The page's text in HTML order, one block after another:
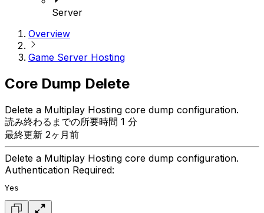
Server
Overview
Game Server Hosting
Core Dump Delete
Delete a Multiplay Hosting core dump configuration.
読み終わるまでの所要時間 1 分
最終更新 2ヶ月前
Delete a Multiplay Hosting core dump configuration.
Authentication Required:
Yes